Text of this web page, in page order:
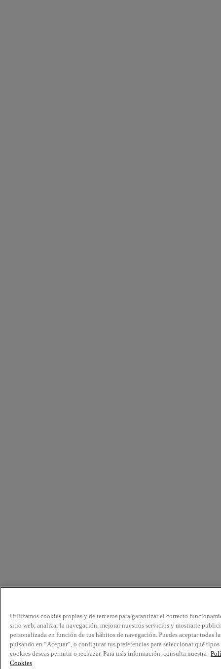
Utilizamos cookies propias y de terceros para garantizar el correcto
sitio web, analizar la navegación, mejorar nuestros servicios y mostrarte
personalizada en función de tus hábitos de navegación. Puedes aceptar todas
pulsando en “Aceptar”, o configurar tus preferencias para seleccionar qué tipos
cookies deseas permitir o rechazar. Para más información, consulta nuestra
Cookies